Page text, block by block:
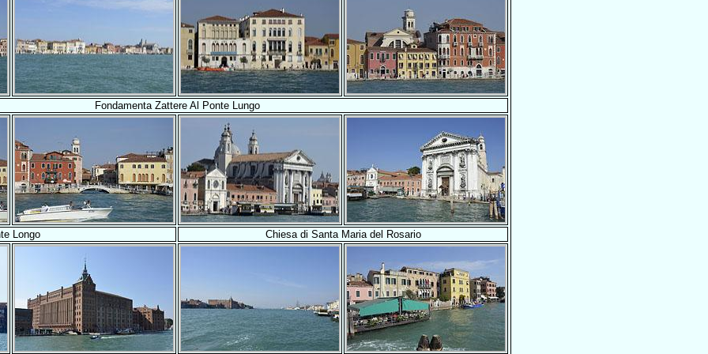
Fondamenta Zattere Al Ponte Lungo
Longo Chiesa di Santa Maria del Rosario